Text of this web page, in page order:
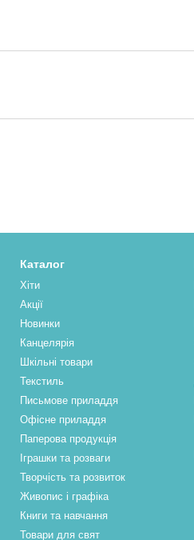
Каталог
Хіти
Акції
Новинки
Канцелярія
Шкільні товари
Текстиль
Письмове приладдя
Офісне приладдя
Паперова продукцiя
Іграшки та розваги
Творчість та розвиток
Живопис і графіка
Книги та навчання
Товари для свят